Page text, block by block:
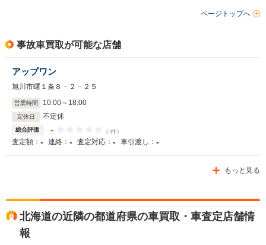
ページトップへ
事故車買取が可能な店舗
アップワン
旭川市曙１条８－２－２５
営業時間 10:00～ 18:00
定休日 不定休
総合評価 - （-件）
査定額： - 連絡： - 査定対応： - 車引渡し： -
もっと見る
北海道の近隣の都道府県の車買取・車査定店舗情
報